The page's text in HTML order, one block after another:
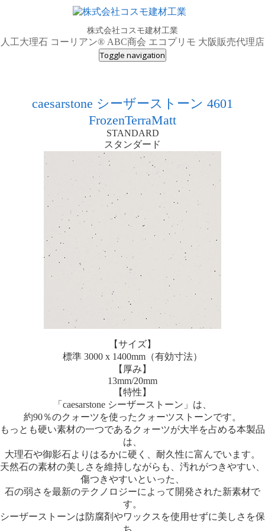
株式会社コスモ建材工業
人工大理石 コーリアン® ABC商会 エコプリモ 大阪販売代理店
Toggle navigation
caesarstone シーザーストーン 4601
FrozenTerraMatt
STANDARD
スタンダード
【サイズ】
標準 3000 x 1400mm（有効寸法）
【厚み】
13mm/20mm
【特性】
「caesarstone シーザーストーン」は、
約90％のクォーツを使ったクォーツストーンです。
もっとも硬い素材の一つであるクォーツが大半を占める本製品
は、
大理石や御影石よりはるかに硬く、耐久性に富んでいます。
天然石の素材の美しさを維持しながらも、汚れがつきやすい、
傷つきやすいといった、
石の弱さを最新のテクノロジーによって開発された新素材で
す。
シーザーストーンは防腐剤やワックスを使用せずに美しさを保
ち、